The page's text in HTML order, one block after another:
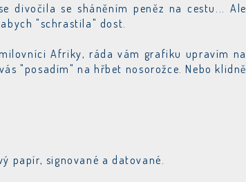
divočila se sháněním peněz na cestu... Ale
"schrastila" dost.
Afriky, ráda vám grafiku upravím na
"posadím" na hřbet nosorožce. Nebo klidně
papír, signované a datované.